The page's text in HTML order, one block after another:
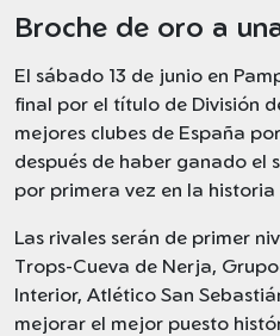
Broche de oro a
El sábado 13 de junio en
final por el título de División
mejores clubes de España
después de haber ganado el
por primera vez en la historia
Las rivales serán de primer
Trops-Cueva de Nerja,
Interior, Atlético San
mejorar el mejor puesto